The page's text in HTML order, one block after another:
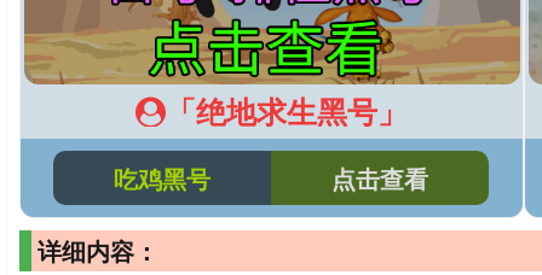
「绝地求生黑号」
吃鸡黑号 点击查看
详细内容：